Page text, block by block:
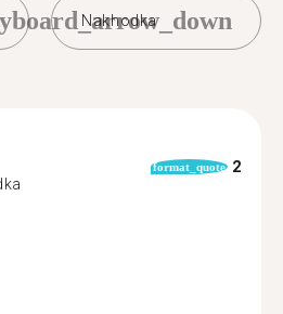
Nakhodka
format_quote 2